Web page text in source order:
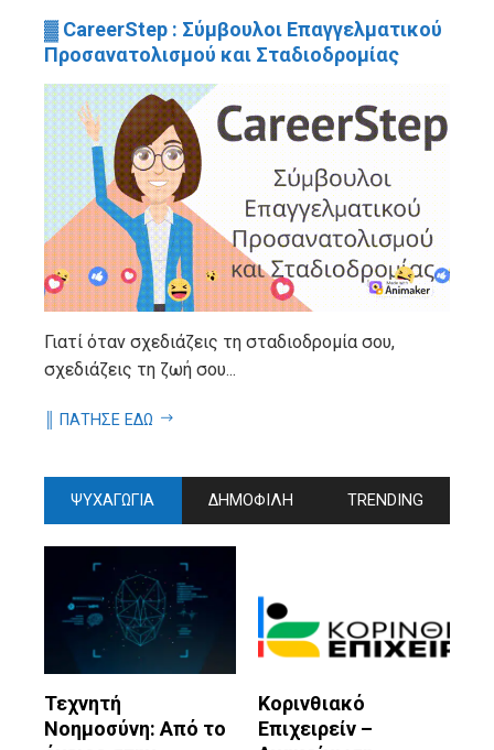
▓ CareerStep : Σύμβουλοι Επαγγελματικού
Προσανατολισμού και Σταδιοδρομίας
Γιατί όταν σχεδιάζεις τη σταδιοδρομία σου,
σχεδιάζεις τη ζωή σου...
║ ΠΑΤΗΣΕ ΕΔΩ
ΨΥΧΑΓΩΓΙΑ ΔΗΜΟΦΙΛΗ TRENDING
Τεχνητή
Νοημοσύνη: Από το
Κορινθιακό
Επιχειρείν –